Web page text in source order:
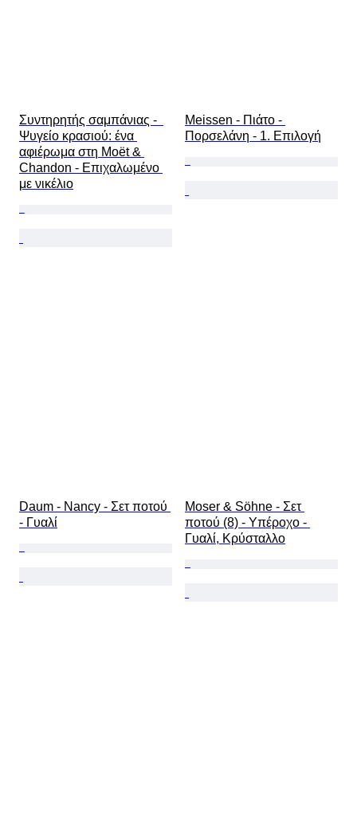
Συντηρητής σαμπάνιας -
Ψυγείο κρασιού: ένα
αφιέρωμα στη Moët &
Chandon - Επιχαλωμένο
με νικέλιο
Meissen - Πιάτο -
Πορσελάνη - 1. Επιλογή
Daum - Nancy - Σετ ποτού
- Γυαλί
Moser & Söhne - Σετ
ποτού (8) - Υπέροχο -
Γυαλί, Κρύσταλλο